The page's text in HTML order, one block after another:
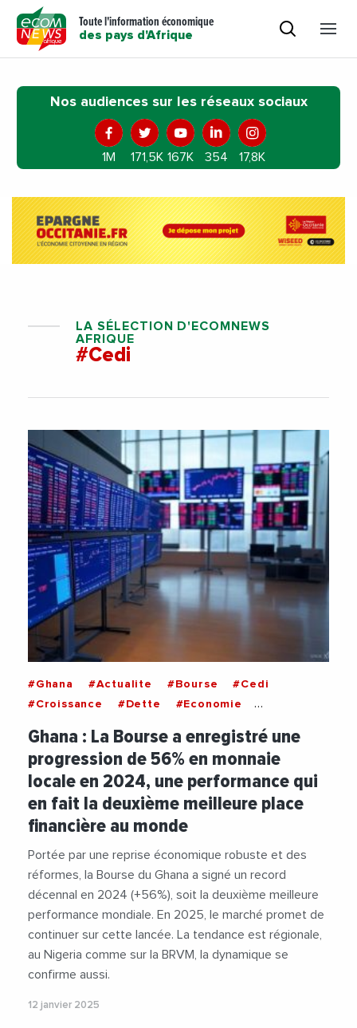
Toute l'information économique
des pays d'Afrique
Nos audiences sur les réseaux sociaux
1M 171,5K 167K 354 17,8K
LA SÉLECTION D'ECOMNEWS
AFRIQUE
#Cedi
#Ghana #Actualite #Bourse
#Cedi
#Croissance
#Dette
#Economie
#Telecommunication
Ghana : La Bourse a enregistré une
progression de 56% en monnaie
locale en 2024, une performance qui
en fait la deuxième meilleure place
financière au monde
Portée par une reprise économique robuste et des
réformes, la Bourse du Ghana a signé un record
décennal en 2024 (+56%), soit la deuxième meilleure
performance mondiale. En 2025, le marché promet de
continuer sur cette lancée. La tendance est régionale,
au Nigeria comme sur la BRVM, la dynamique se
confirme aussi.
12 janvier 2025